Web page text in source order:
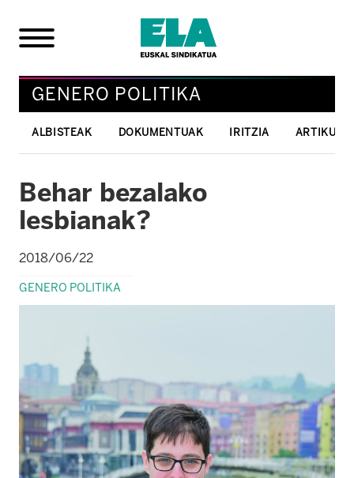
GENERO POLITIKA
ALBISTEAK DOKUMENTUAK IRITZIA
Behar bezalako
lesbianak?
2018/06/22
GENERO POLITIKA